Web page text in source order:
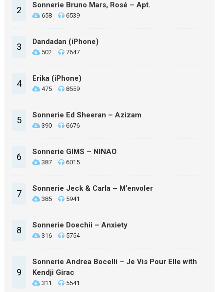
2 Sonnerie Bruno Mars, Rosé – Apt.
658 6539
3 Dandadan (iPhone)
502 7647
4 Erika (iPhone)
475 8559
5 Sonnerie Ed Sheeran – Azizam
390 6676
6 Sonnerie GIMS – NINAO
387 6015
7 Sonnerie Jeck & Carla – M’envoler
385 5941
8 Sonnerie Doechii – Anxiety
316 5754
9
Sonnerie Andrea Bocelli – Je Vis Pour Elle with
Kendji Girac
311 5541